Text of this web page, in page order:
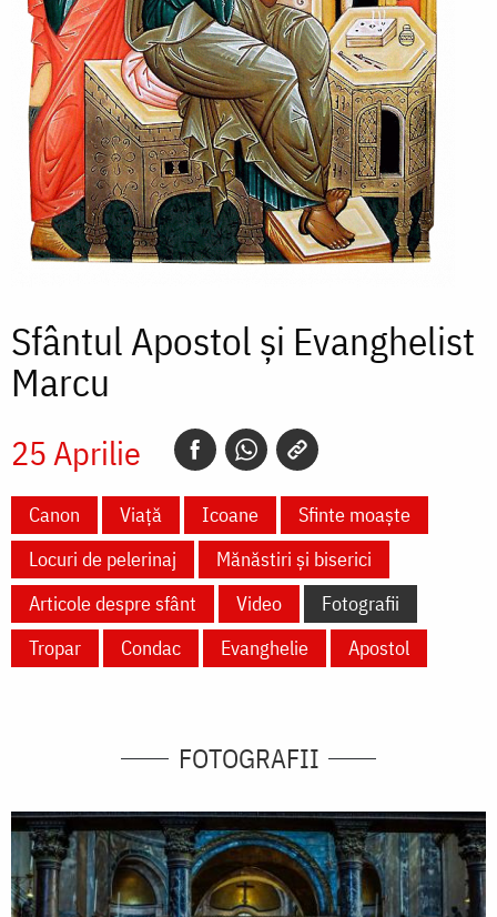
Sfântul Apostol și Evanghelist
Marcu
25 Aprilie
Canon Viață Icoane
Sfinte moaște
Locuri de pelerinaj
Mănăstiri și biserici
Articole despre sfânt
Video
Fotografii
Tropar
Condac Evanghelie Apostol
FOTOGRAFII